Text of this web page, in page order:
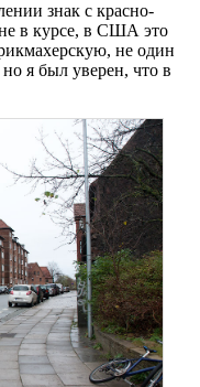
знак с красно-
в курсе, в США это
не один
но я был уверен, что в